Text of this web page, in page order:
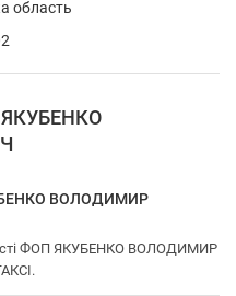
область
ЯКУБЕНКО
ВОЛОДИМИР
ФОП ЯКУБЕНКО ВОЛОДИМИР